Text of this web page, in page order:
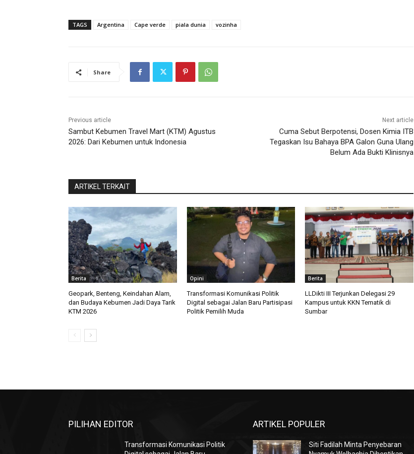
TAGS Argentina Cape verde piala dunia vozinha
Share
Previous article
Sambut Kebumen Travel Mart (KTM) Agustus
2026: Dari Kebumen untuk Indonesia
Next article
Cuma Sebut Berpotensi, Dosen Kimia ITB
Tegaskan Isu Bahaya BPA Galon Guna Ulang
Belum Ada Bukti Klinisnya
ARTIKEL TERKAIT
Berita
Geopark, Benteng, Keindahan Alam,
dan Budaya Kebumen Jadi Daya Tarik
KTM 2026
Opini
Transformasi Komunikasi Politik
Digital sebagai Jalan Baru Partisipasi
Politik Pemilih Muda
Berita
LLDikti III Terjunkan Delegasi 29
Kampus untuk KKN Tematik di
Sumbar
PILIHAN EDITOR
Transformasi Komunikasi Politik
ARTIKEL POPULER
Siti Fadilah Minta Penyebaran